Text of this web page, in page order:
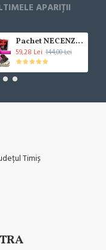
APARIȚII
Pachet NECENZURAT
59,28 Lei 144,00 Lei
Timiș